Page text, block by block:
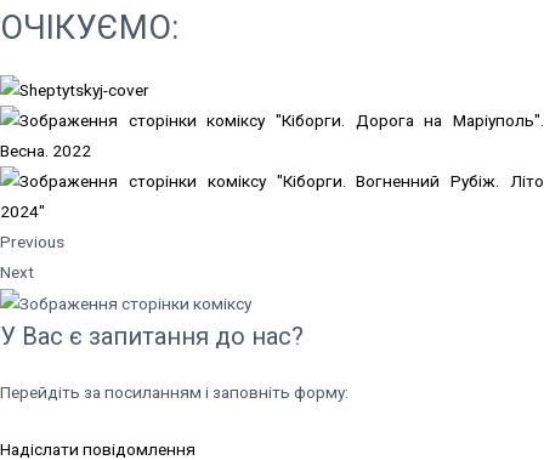
ОЧІКУЄМО:
Previous
Next
У Вас є запитання до нас?
Перейдіть за посиланням і заповніть форму:
Надіслати повідомлення